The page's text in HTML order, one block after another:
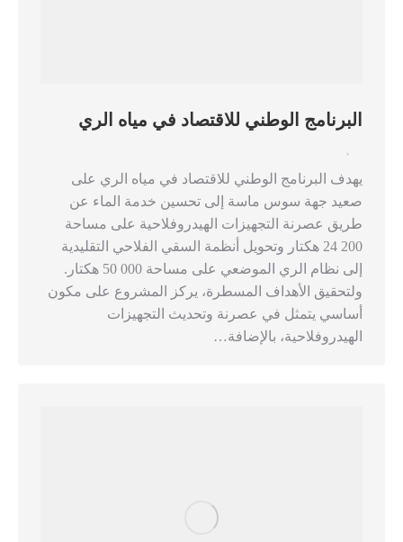
البرنامج الوطني للاقتصاد في مياه الري
يهدف البرنامج الوطني للاقتصاد في مياه الري على
صعيد جهة سوس ماسة إلى تحسين خدمة الماء عن
طريق عصرنة التجهيزات الهيدروفلاحية على مساحة
200 24 هكتار وتحويل أنظمة السقي الفلاحي التقليدية
إلى نظام الري الموضعي على مساحة 000 50 هكتار.
ولتحقيق الأهداف المسطرة، يركز المشروع على مكون
أساسي يتمثل في عصرنة وتحديث التجهيزات
الهيدروفلاحية، بالإضافة…